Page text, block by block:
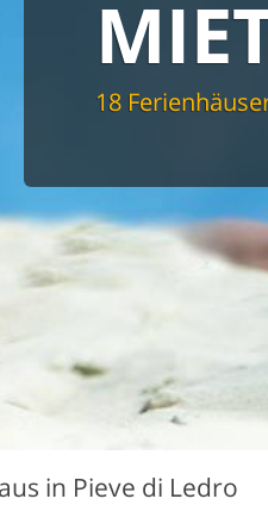
Bereich
Elektroauto
18
in Pieve di Ledro